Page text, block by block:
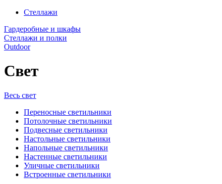
Стеллажи
Гардеробные и шкафы
Стеллажи и полки
Outdoor
Свет
Весь свет
Переносные светильники
Потолочные светильники
Подвесные светильники
Настольные светильники
Напольные светильники
Настенные светильники
Уличные светильники
Встроенные светильники